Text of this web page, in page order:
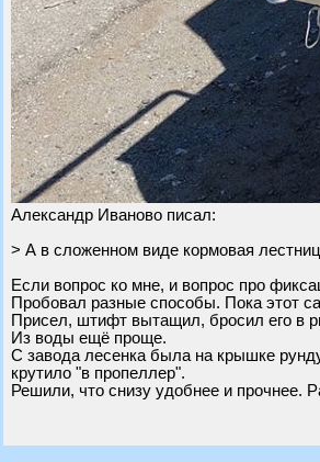
Александр Иваново писал:
> А в сложенном виде кормовая
Если вопрос ко мне, и вопрос про
Пробовал разные способы. Пока этот
Присел, штифт вытащил, бросил его в
Из воды ещё проще.
С завода лесенка была на крышке
крутило "в пропеллер".
Решили, что снизу удобнее и прочнее.